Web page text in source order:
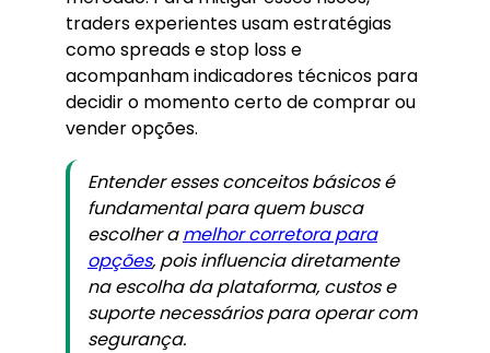
traders experientes usam estratégias
como spreads e stop loss e
acompanham indicadores técnicos para
decidir o momento certo de comprar ou
vender opções.
Entender esses conceitos básicos é
fundamental para quem busca
escolher amelhor corretora para
opções, pois influencia diretamente
na escolha da plataforma, custos e
suporte necessários para operar com
segurança.